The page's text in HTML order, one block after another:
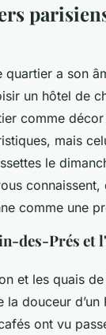
quartier a son
un hôtel de
comme
mais
le
connaissent,
comme une
des-Prés et
et les quais
la douceur d’un
ont vu